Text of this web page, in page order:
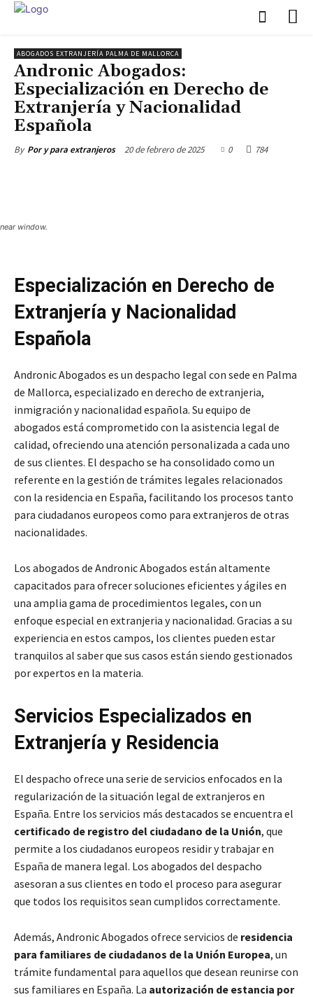
ABOGADOS EXTRANJERÍA PALMA DE MALLORCA
Andronic Abogados:
Especialización en Derecho de
Extranjería y Nacionalidad
Española
By Por y para extranjeros 20 de febrero de 2025 0 784
near window.
Especialización en Derecho de
Extranjería y Nacionalidad
Española
Andronic Abogados es un despacho legal con sede en Palma
de Mallorca, especializado en derecho de extranjeria,
inmigración y nacionalidad española. Su equipo de
abogados está comprometido con la asistencia legal de
calidad, ofreciendo una atención personalizada a cada uno
de sus clientes. El despacho se ha consolidado como un
referente en la gestión de trámites legales relacionados
con la residencia en España, facilitando los procesos tanto
para ciudadanos europeos como para extranjeros de otras
nacionalidades.
Los abogados de Andronic Abogados están altamente
capacitados para ofrecer soluciones eficientes y ágiles en
una amplia gama de procedimientos legales, con un
enfoque especial en extranjeria y nacionalidad. Gracias a su
experiencia en estos campos, los clientes pueden estar
tranquilos al saber que sus casos están siendo gestionados
por expertos en la materia.
Servicios Especializados en
Extranjería y Residencia
El despacho ofrece una serie de servicios enfocados en la
regularización de la situación legal de extranjeros en
España. Entre los servicios más destacados se encuentra el
certificado de registro del ciudadano de la Unión, que
permite a los ciudadanos europeos residir y trabajar en
España de manera legal. Los abogados del despacho
asesoran a sus clientes en todo el proceso para asegurar
que todos los requisitos sean cumplidos correctamente.
Además, Andronic Abogados ofrece servicios de residencia
para familiares de ciudadanos de la Unión Europea, un
trámite fundamental para aquellos que desean reunirse con
sus familiares en España. La autorización de estancia por